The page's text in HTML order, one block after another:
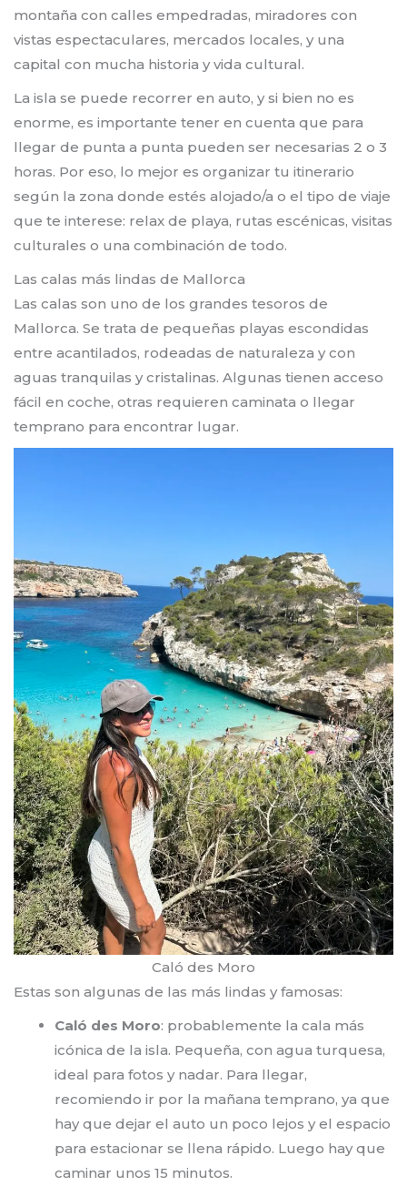
montaña con calles empedradas, miradores con
vistas espectaculares, mercados locales, y una
capital con mucha historia y vida cultural.
La isla se puede recorrer en auto, y si bien no es
enorme, es importante tener en cuenta que para
llegar de punta a punta pueden ser necesarias 2 o 3
horas. Por eso, lo mejor es organizar tu itinerario
según la zona donde estés alojado/a o el tipo de viaje
que te interese: relax de playa, rutas escénicas, visitas
culturales o una combinación de todo.
Las calas más lindas de Mallorca
Las calas son uno de los grandes tesoros de
Mallorca. Se trata de pequeñas playas escondidas
entre acantilados, rodeadas de naturaleza y con
aguas tranquilas y cristalinas. Algunas tienen acceso
fácil en coche, otras requieren caminata o llegar
temprano para encontrar lugar.
Caló des Moro
Estas son algunas de las más lindas y famosas:
Caló des Moro: probablemente la cala más
icónica de la isla. Pequeña, con agua turquesa,
ideal para fotos y nadar. Para llegar,
recomiendo ir por la mañana temprano, ya que
hay que dejar el auto un poco lejos y el espacio
para estacionar se llena rápido. Luego hay que
caminar unos 15 minutos.